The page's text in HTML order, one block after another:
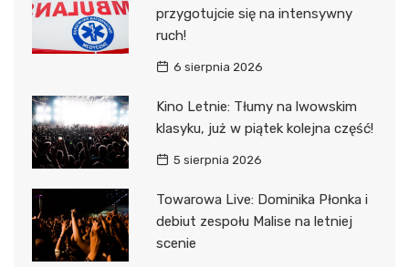
przygotujcie się na intensywny
ruch!
6 sierpnia 2026
Kino Letnie: Tłumy na lwowskim
klasyku, już w piątek kolejna część!
5 sierpnia 2026
Towarowa Live: Dominika Płonka i
debiut zespołu Malise na letniej
scenie